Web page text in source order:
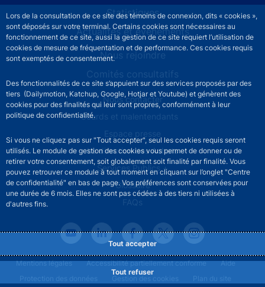
Lors de la consultation de ce site des témoins de connexion, dits « cookies »,
sont déposés sur votre terminal. Certains cookies sont nécessaires au
fonctionnement de ce site, aussi la gestion de ce site requiert l’utilisation de
cookies de mesure de fréquentation et de performance. Ces cookies requis
sont exemptés de consentement.
Des fonctionnalités de ce site s’appuient sur des services proposés par des
tiers (Dailymotion, Katchup, Google, Hotjar et Youtube) et génèrent des
cookies pour des finalités qui leur sont propres, conformément à leur
politique de confidentialité.
Si vous ne cliquez pas sur "Tout accepter", seul les cookies requis seront
utilisés. Le module de gestion des cookies vous permet de donner ou de
retirer votre consentement, soit globalement soit finalité par finalité. Vous
pouvez retrouver ce module à tout moment en cliquant sur l’onglet "Centre
de confidentialité" en bas de page. Vos préférences sont conservées pour
une durée de 6 mois. Elles ne sont pas cédées à des tiers ni utilisées à
d'autres fins.
Tout accepter
Tout refuser
Statistiques
Actualités et événements
Nous rejoindre
Comités consultatifs
Footer secondary menuNous contacter
Sourds et malentendants
Espace presse
La direction des Achats
Services Publics +
Glossaire
FAQs
Footer legal notice menu
Mentions légales Accessibilité partiellement conforme
Aide
Protection des données
Gestion des cookies Plan du site